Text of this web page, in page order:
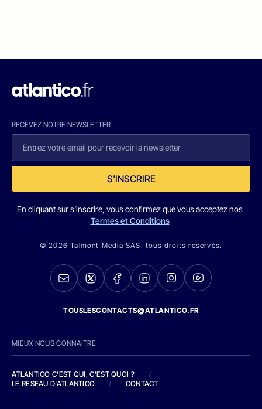
RECEVEZ NOTRE NEWSLETTER
S'INSCRIRE
En cliquant sur s'inscrire, vous confirmez que vous acceptez nos
Termes et Conditions
© 2026 Talmont Media SAS. tous droits réservés.
TOUSLESCONTACTS@ATLANTICO.FR
MIEUX NOUS CONNAITRE
ATLANTICO C'EST QUI, C'EST QUOI ?
/
LE RESEAU D'ATLANTICO
/ CONTACT